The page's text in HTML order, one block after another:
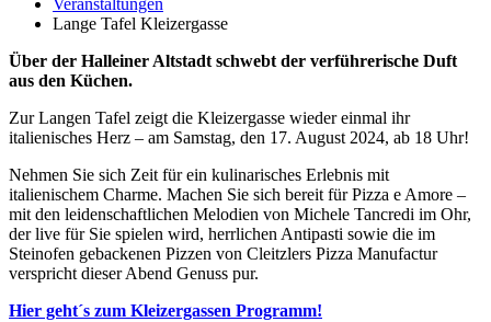
Veranstaltungen
Lange Tafel Kleizergasse
Über der Halleiner Altstadt schwebt der verführerische Duft
aus den Küchen.
Zur Langen Tafel zeigt die Kleizergasse wieder einmal ihr
italienisches Herz – am Samstag, den 17. August 2024, ab 18 Uhr!
Nehmen Sie sich Zeit für ein kulinarisches Erlebnis mit
italienischem Charme. Machen Sie sich bereit für Pizza e Amore –
mit den leidenschaftlichen Melodien von Michele Tancredi im Ohr,
der live für Sie spielen wird, herrlichen Antipasti sowie die im
Steinofen gebackenen Pizzen von Cleitzlers Pizza Manufactur
verspricht dieser Abend Genuss pur.
Hier geht´s zum Kleizergassen Programm!